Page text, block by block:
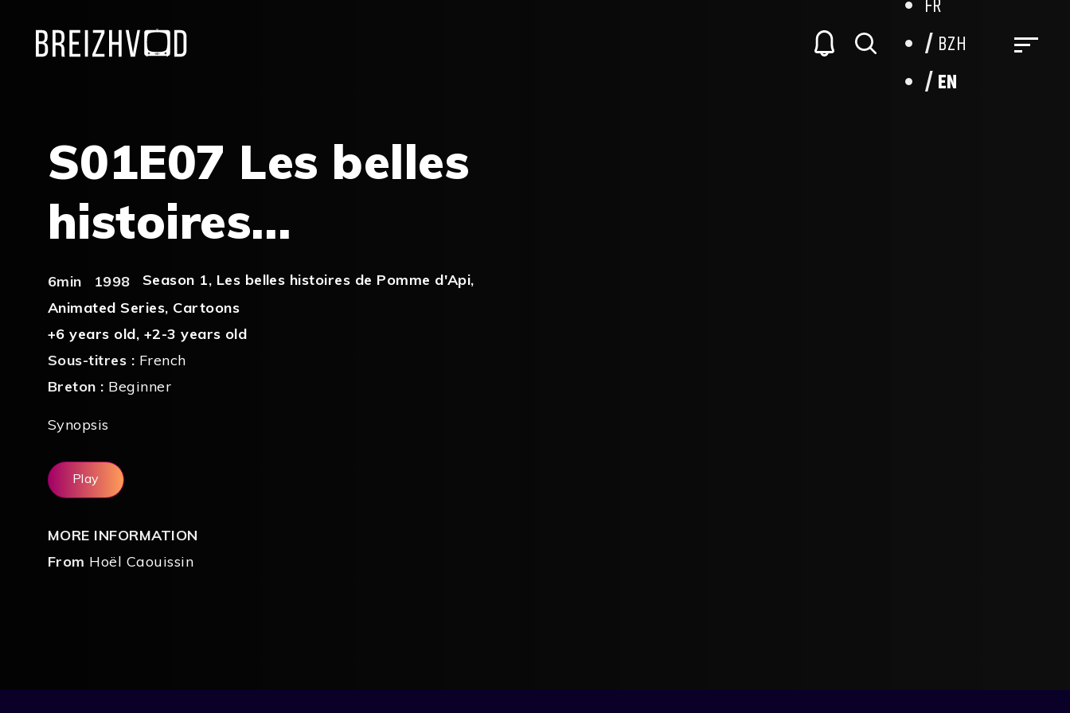
FR
BZH
EN
S01E07 Les belles
histoires…
6min 1998 Season 1, Les belles histoires de Pomme d'Api,
Animated Series, Cartoons
+6 years old, +2-3 years old
Sous-titres : French
Breton : Beginner
Synopsis
Play
MORE INFORMATION
From Hoël Caouissin